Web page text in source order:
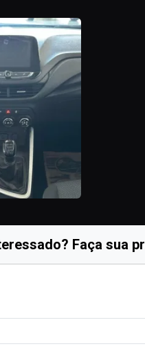
Faça sua